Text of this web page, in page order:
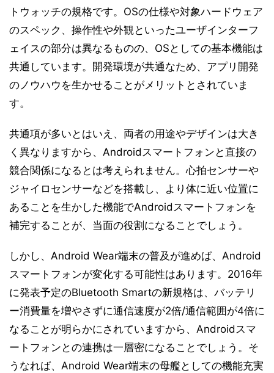
トウォッチの規格です。OSの仕様や対象ハードウェア
のスペック、操作性や外観といったユーザインターフ
ェイスの部分は異なるものの、OSとしての基本機能は
共通しています。開発環境が共通なため、アプリ開発
のノウハウを生かせることがメリットとされていま
す。
共通項が多いとはいえ、両者の用途やデザインは大き
く異なりますから、Androidスマートフォンと直接の
競合関係になるとは考えられません。心拍センサーや
ジャイロセンサーなどを搭載し、より体に近い位置に
あることを生かした機能でAndroidスマートフォンを
補完することが、当面の役割になることでしょう。
しかし、Android Wear端末の普及が進めば、Android
スマートフォンが変化する可能性はあります。2016年
に発表予定のBluetooth Smartの新規格は、バッテリ
ー消費量を増やさずに通信速度が2倍/通信範囲が4倍に
なることが明らかにされていますから、Androidスマ
ートフォンとの連携は一層密になることでしょう。そ
うなれば、Android Wear端末の母艦としての機能充実